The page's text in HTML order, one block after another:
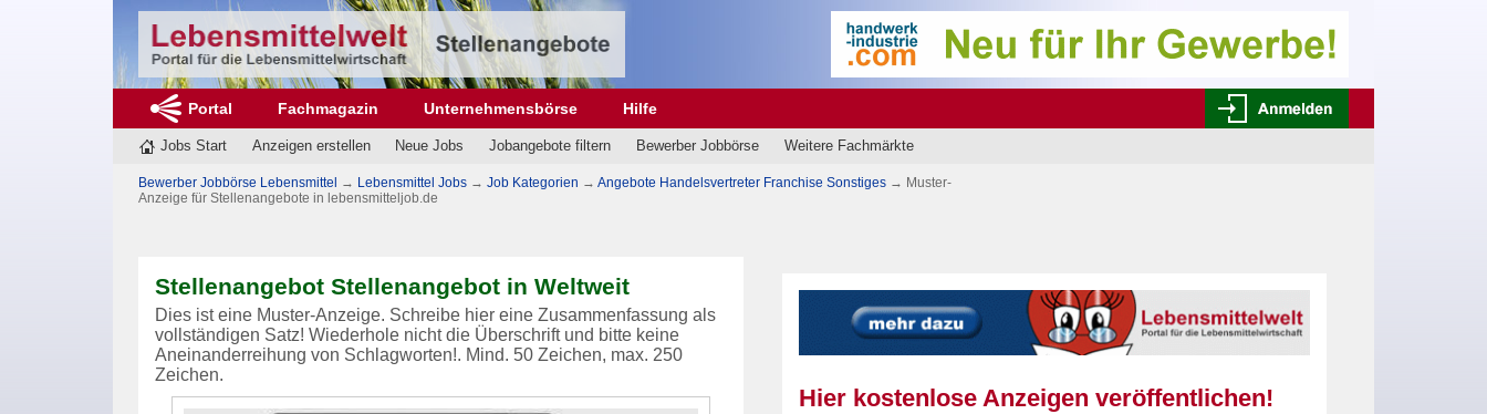
Portal Fachmagazin Unternehmensbörse Hilfe
Jobs Start Anzeigen erstellen Neue Jobs Jobangebote filtern Bewerber Jobbörse Weitere Fachmärkte
Bewerber Jobbörse Lebensmittel → Lebensmittel Jobs → Job Kategorien → Angebote Handelsvertreter Franchise Sonstiges → Muster-
Anzeige für Stellenangebote in lebensmitteljob.de
Stellenangebot Stellenangebot in Weltweit
Dies ist eine Muster-Anzeige. Schreibe hier eine Zusammenfassung als
vollständigen Satz! Wiederhole nicht die Überschrift und bitte keine
Aneinanderreihung von Schlagworten!. Mind. 50 Zeichen, max. 250
Zeichen.
Hier kostenlose Anzeigen veröffentlichen!